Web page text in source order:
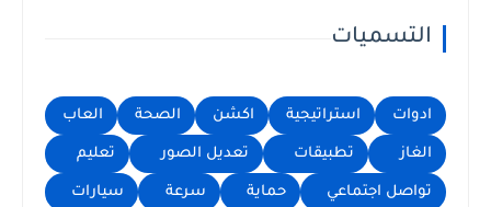
التسميات
ادوات استراتيجية اكشن الصحة العاب
الغاز تطبيقات تعديل الصور تعليم
تواصل اجتماعي حماية سرعة سيارات